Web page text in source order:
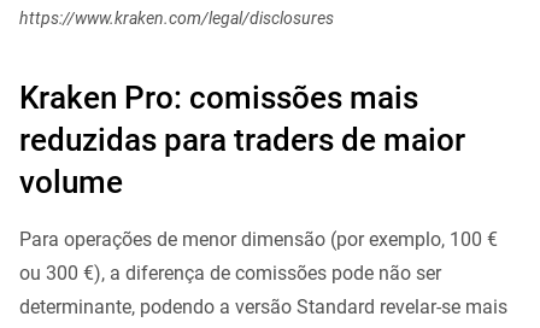
https://www.kraken.com/legal/disclosures
Kraken Pro: comissões mais
reduzidas para traders de maior
volume
Para operações de menor dimensão (por exemplo, 100 €
ou 300 €), a diferença de comissões pode não ser
determinante, podendo a versão Standard revelar-se mais